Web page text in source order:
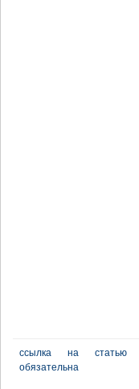
ссылка на статью
обязательна